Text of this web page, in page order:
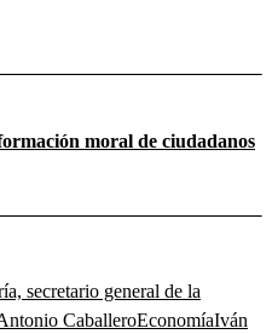
moral de ciudadanos
secretario general de la
CaballeroEconomíaIván